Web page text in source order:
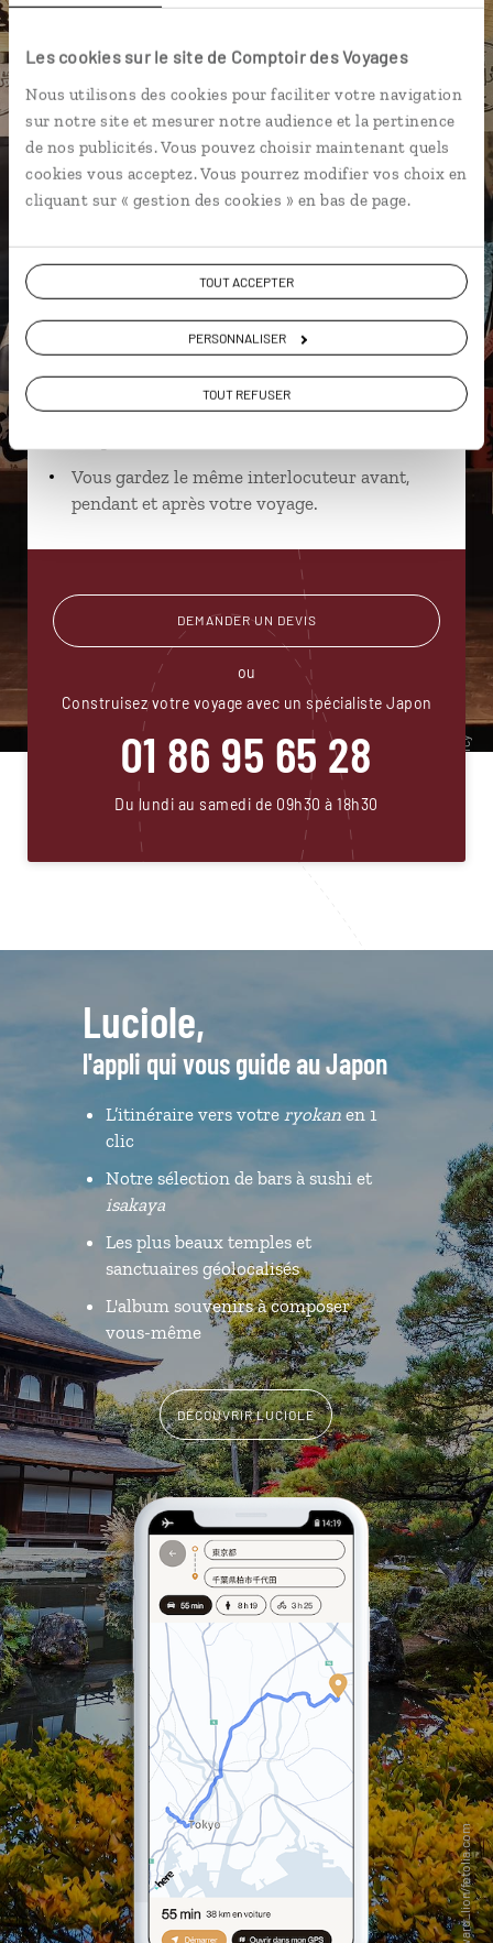
Les cookies sur le site de Comptoir des Voyages
Nous utilisons des cookies pour faciliter votre navigation
sur notre site et mesurer notre audience et la pertinence
de nos publicités. Vous pouvez choisir maintenant quels
cookies vous acceptez. Vous pourrez modifier vos choix en
cliquant sur « gestion des cookies » en bas de page.
TOUT ACCEPTER
PERSONNALISER
TOUT REFUSER
Clothilde,
spécialiste Japon
Lire son interview
Suivez vos envies et demandez conseils à nos
Ils sauront organiser votre itinéraire au plus
près de vos envies et de la réalité du pays.
Échangez en face à face ou depuis nos studios
connectés en agence, mais aussi par email ou
Vous gardez le même interlocuteur avant,
pendant et après votre voyage.
DEMANDER UN DEVIS
ou
Construisez votre voyage avec un spécialiste Japon
01 86 95 65 28
Du lundi au samedi de 09h30 à 18h30
Luciole,
l'appli qui vous guide au Japon
L’itinéraire vers votre ryokanen 1
clic
Notre sélection de bars à sushi et
isakaya
Les plus beaux temples et
sanctuaires géolocalisés
L'album souvenirs à composer
vous-même
DÉCOUVRIR LUCIOLE